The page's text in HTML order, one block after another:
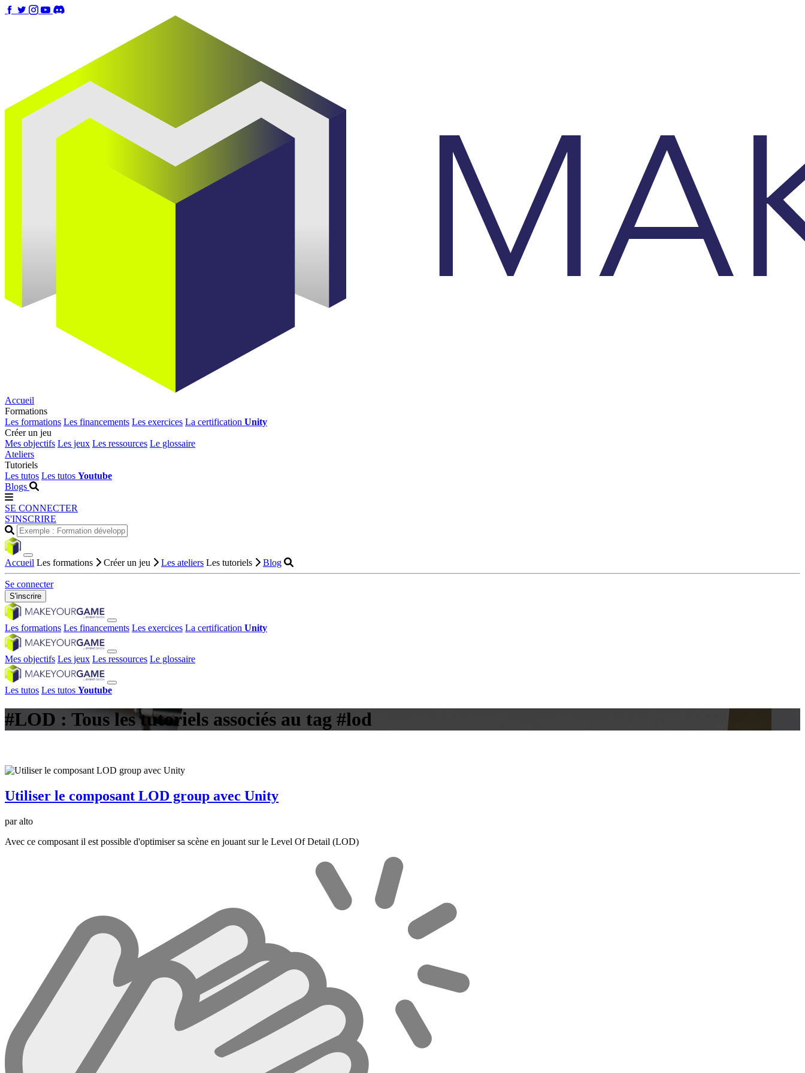
Accueil
Formations
Les formations Les financements Les exercices La certification Unity
Créer un jeu
Mes objectifs Les jeux Les ressources Le glossaire
Ateliers
Tutoriels
Les tutos Les tutos Youtube
Blogs
SE CONNECTER
S'INSCRIRE
Accueil Les formations Créer un jeu Les ateliers Les tutoriels Blog
Se connecter
S'inscrire
Les formations Les financements Les exercices La certification Unity
Mes objectifs Les jeux Les ressources Le glossaire
Les tutos Les tutos Youtube
#LOD : Tous les tutoriels associés au tag #lod
Utiliser le composant LOD group avec Unity
par alto
Avec ce composant il est possible d'optimiser sa scène en jouant sur le Level Of Detail (LOD)